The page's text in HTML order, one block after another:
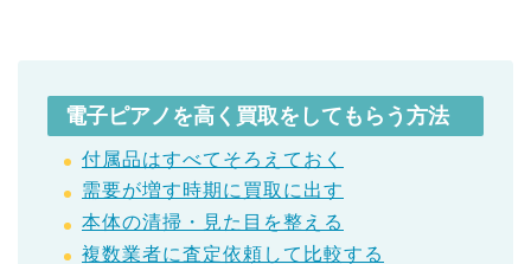
電子ピアノを高く買取をしてもらう方法
付属品はすべてそろえておく
需要が増す時期に買取に出す
本体の清掃・見た目を整える
複数業者に査定依頼して比較する